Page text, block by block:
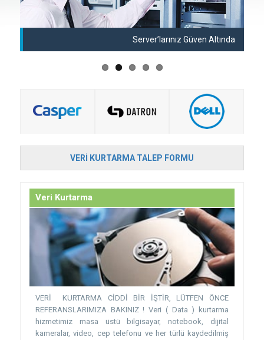
Server’larınız Güven Altında
VERI KURTARMA TALEP FORMU
Veri Kurtarma
VERİ KURTARMA CİDDİ BİR İŞTİR, LÜTFEN ÖNCE
REFERANSLARIMIZA BAKINIZ ! Veri ( Data ) kurtarma
hizmetimiz masa üstü bilgisayar, notebook, dijital
kameralar, video, cep telefonu ve her türlü kaydedilmiş